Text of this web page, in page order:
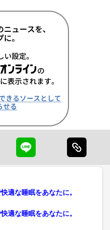
適な睡眠をあなたに。
適な睡眠をあなたに。